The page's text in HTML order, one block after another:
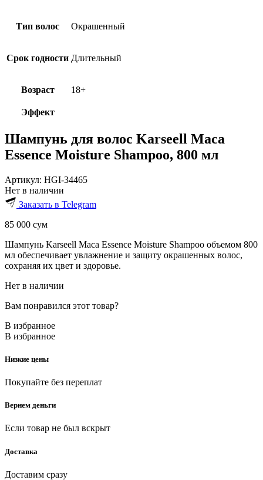
Тип волос Окрашенный
Срок годности Длительный
Возраст 18+
Эффект
Шампунь для волос Karseell Maca
Essence Moisture Shampoo, 800 мл
Артикул: HGI-34465
Нет в наличии
Заказать в Telegram
85 000 сум
Шампунь Karseell Maca Essence Moisture Shampoo объемом 800
мл обеспечивает увлажнение и защиту окрашенных волос,
сохраняя их цвет и здоровье.
Нет в наличии
Вам понравился этот товар?
В избранное
В избранное
Низкие цены
Покупайте без переплат
Вернем деньги
Если товар не был вскрыт
Доставка
Доставим сразу